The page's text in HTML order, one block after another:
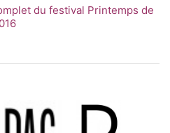
du festival Printemps de